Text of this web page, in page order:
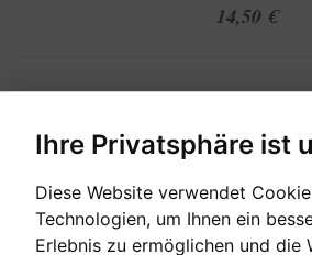
Ihre Privatsphäre ist
Diese Website verwendet
Technologien, um Ihnen ein
Erlebnis zu ermöglichen und die
14,50 €